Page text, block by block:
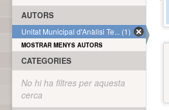
AUTORS
Unitat Municipal d'Anàlisi Te... (1)
MOSTRAR MENYS AUTORS
CATEGORIES
No hi ha filtres per aquesta
cerca